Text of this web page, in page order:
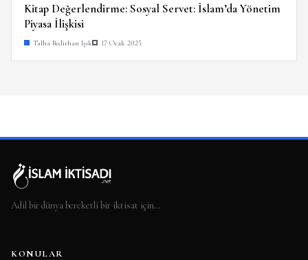
Kitap Değerlendirme: Sosyal Servet: İslam’da Yönetim
Piyasa İlişkisi
Talha Bedirhan Işık 17 Ocak 2025
Adil bir dünya bereketli bir iktisat için…
KONULAR